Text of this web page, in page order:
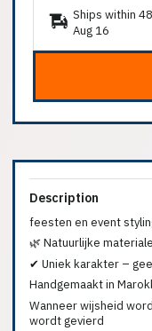
Ships within
Aug 16
Description
feesten en event
🌿 Natuurlijke
✔ Uniek karakter –
Handgemaakt in
Wanneer wijsheid
wordt gevierd